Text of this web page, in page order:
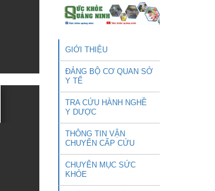
GIỚI THIỆU
ĐẢNG BỘ CƠ QUAN SỞ
Y TẾ
TRA CỨU HÀNH NGHỀ
Y DƯỢC
THÔNG TIN VẬN
CHUYỂN CẤP CỨU
CHUYÊN MỤC SỨC
KHỎE